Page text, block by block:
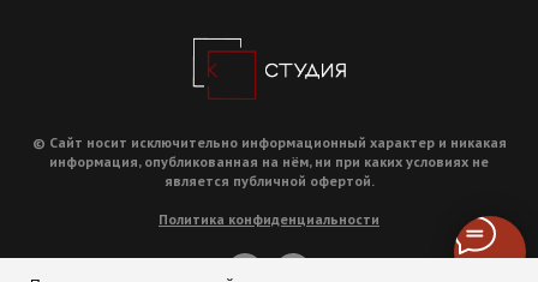
© Сайт носит исключительно информационный характер и никакая
информация, опубликованная на нём, ни при каких условиях не
является публичной офертой.
Политика конфиденциальности